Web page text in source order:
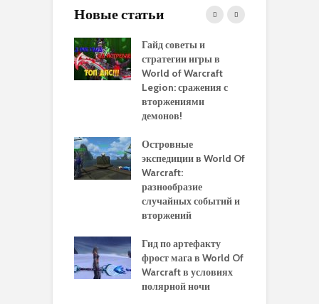
Новые статьи
Гайд советы и
стратегии игры в
World of Warcraft
Legion: сражения с
вторжениями
демонов!
Островные
экспедиции в World Of
Warcraft:
разнообразие
случайных событий и
вторжений
Гид по артефакту
фрост мага в World Of
Warcraft в условиях
полярной ночи